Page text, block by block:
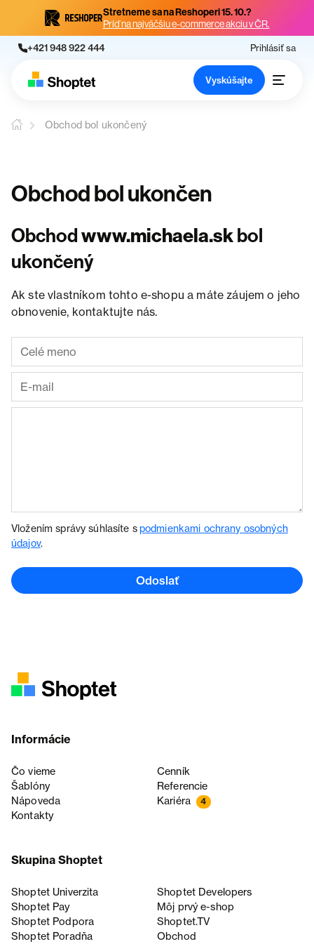
Stretneme sa na Reshoperi 15. 10.?
Príď na najväčšiu e-commerce akciu v ČR.
+421 948 922 444 Prihlásiť sa
Vyskúšajte
Obchod bol ukončený
Obchod bol ukončen
Obchodwww.michaela.skbol
ukončený
Ak ste vlastníkom tohto e-shopu a máte záujem o jeho
obnovenie, kontaktujte nás.
Vložením správy súhlasíte spodmienkami ochrany osobných
údajov.
Odoslať
Informácie
Čo vieme
Cenník
Šablóny
Referencie
Nápoveda
Kariéra 4
Kontakty
Skupina Shoptet
Shoptet Univerzita
Shoptet Developers
Shoptet Pay
Môj prvý e-shop
Shoptet Podpora
Shoptet.TV
Shoptet Poradňa
Obchod